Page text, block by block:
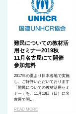
難民についての教材活
用セミナー2019秋
11月名古屋にて開催
参加無料
2017年の夏より日本各地で実施
し、ご好評いただいております
「難民についての教材活用セミ
ナー」を、11月10日（日）に名
古屋で開…
READ MORE